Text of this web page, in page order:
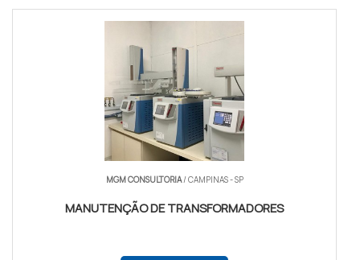
MGM CONSULTORIA/ CAMPINAS - SP
MANUTENÇÃO DE TRANSFORMADORES